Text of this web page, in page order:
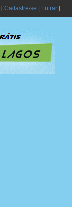
[Cadastre-se Entrar]